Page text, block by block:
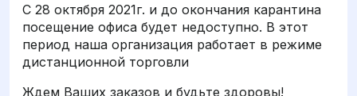
С 28 октября 2021г. и до окончания карантина
посещение офиса будет недоступно. В этот
период наша организация работает в режиме
дистанционной торговли
Ждем Ваших заказов и будьте здоровы!